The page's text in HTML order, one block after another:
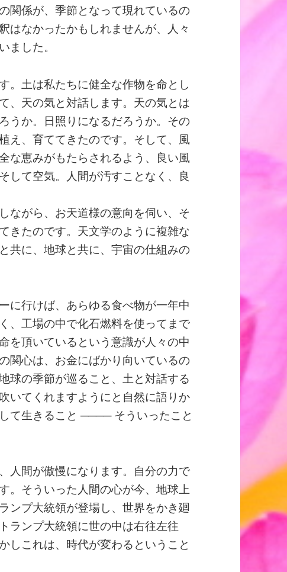
関係が、季節となって現れているの
はなかったかもしれませんが、人々
ました。
。土は私たちに健全な作物を命とし
、天の気と対話します。天の気とは
うか。日照りになるだろうか。その
え、育ててきたのです。そして、風
な恵みがもたらされるよう、良い風
して空気。人間が汚すことなく、良
ながら、お天道様の意向を伺い、そ
きたのです。天文学のように複雑な
共に、地球と共に、宇宙の仕組みの
に行けば、あらゆる食べ物が一年中
、工場の中で化石燃料を使ってまで
を頂いているという意識が人々の中
関心は、お金にばかり向いているの
球の季節が巡ること、土と対話する
いてくれますようにと自然に語りか
て生きること ──── そういったこと
人間が傲慢になります。自分の力で
。そういった人間の心が今、地球上
ンプ大統領が登場し、世界をかき廻
ランプ大統領に世の中は右往左往
しこれは、時代が変わるということ